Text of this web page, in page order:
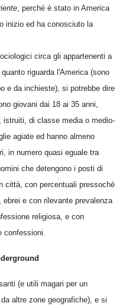
, perché è stato in America
inizio ed ha conosciuto la
circa gli appartenenti a
riguarda l'America (sono
e da inchieste), si potrebbe dire
giovani dai 18 ai 35 anni,
di classe media o medio-
agiate ed hanno almeno
in numero quasi eguale tra
che detengono i posti di
città, con percentuali pressoché
e con rilevante prevalenza
religiosa, e con
confessioni.
(e utili magari per un
altre zone geografiche), e si